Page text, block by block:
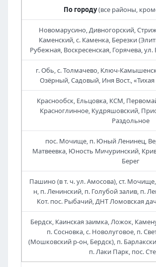
По городу(все районы,
Новомарусино, Дивногорский,
Каменский, с. Каменка, Березки
Рубежная, Воскресенская, Горячева,
г. Обь, с. Толмачево, Ключ-
Озёрный, Садовый, Иня Вост.,
Краснообск, Ельцовка, КСМ,
Красноглинное, Кудряшовский,
Раздольное
пос. Мочище, п. Юный Ленинец,
Матвеевка, Юность Мичуринский,
Берег
Пашино (в т. ч. ул. Амосова), ст.
н, п. Ленинский, п. Голубой залив, п.
Кот. пос. Рыбачий, ДНТ Ломовская
Бердск, Каинская заимка, Ложок,
п. Сосновка, с. Новолуговое, п.
(Мошковский р-он, Бердск), п.
п. Лаки Парк, пос.